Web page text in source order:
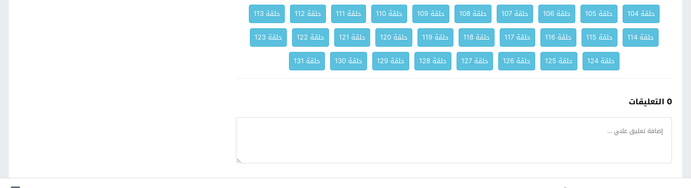
حلقة 104
حلقة 105 حلقة 106 حلقة 107 حلقة 108 حلقة 109 حلقة 110 حلقة 111 حلقة 112
حلقة 113
حلقة 114
حلقة 115 حلقة 116 حلقة 117 حلقة 118 حلقة 119 حلقة 120 حلقة 121 حلقة 122
حلقة 123
حلقة 124
حلقة 125 حلقة 126 حلقة 127 حلقة 128 حلقة 129 حلقة 130 حلقة 131
0 التعليقات